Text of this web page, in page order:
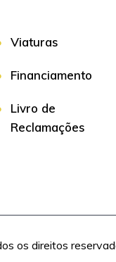
Viaturas
Financiamento
Livro de
Reclamações
os direitos